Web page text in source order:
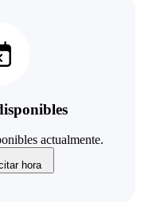
actualmente.
hora